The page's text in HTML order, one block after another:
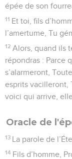
épée de son
11 Et toi, fils
l’amertume, Tu
12 Alors, quand ils
répondras : Parce
s’alarmeront,
esprits vacilleront,
voici qui arrive,
Oracle de
13 La parole de
14 Fils d’homme,